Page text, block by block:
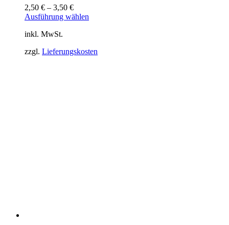
2,50 € – 3,50 €
Ausführung wählen
Varianten
inkl. MwSt.
zzgl. Lieferungskosten